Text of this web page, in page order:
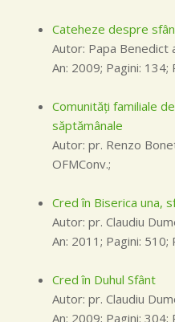
Cateheze despre
Autor: Papa Benedict
An: 2009; Pagini:
Comunităţi familiale
săptămânale
Autor: pr. Renzo
OFMConv.;
Cred în Biserica una,
Autor: pr. Claudiu
An: 2011; Pagini:
Cred în Duhul Sfânt
Autor: pr. Claudiu
An: 2009; Pagini: